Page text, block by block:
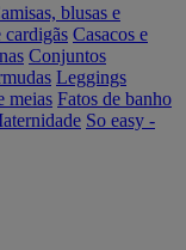
blusas e
cardigãs Casacos e
Conjuntos
Leggings
meias Fatos de banho
So easy -